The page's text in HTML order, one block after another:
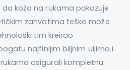
koža na rukama pokazuje
zahvatima teško može
tim kreirao
najfinijim biljnim uljima i
osigurali kompletnu